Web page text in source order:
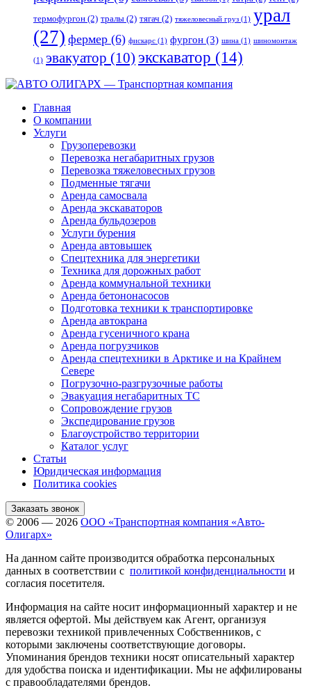
термофургон (2) тралы (2) тягач (2) тяжеловесный груз (1) урал
(27) фермер (6) фискарс (1) фургон (3) шина (1) шиномонтаж
(1) эвакуатор (10) экскаватор (14)
Главная
О компании
Услуги
Грузоперевозки
Перевозка негабаритных грузов
Перевозка тяжеловесных грузов
Подменные тягачи
Аренда самосвала
Аренда экскаваторов
Аренда бульдозеров
Услуги бурения
Аренда автовышек
Спецтехника для энергетики
Техника для дорожных работ
Аренда коммунальной техники
Аренда бетононасосов
Подготовка техники к транспортировке
Аренда автокрана
Аренда гусеничного крана
Аренда погрузчиков
Аренда спецтехники в Арктике и на Крайнем
Севере
Погрузочно-разгрузочные работы
Эвакуация негабаритных ТС
Сопровождение грузов
Экспедирование грузов
Благоустройство территории
Каталог услуг
Статьи
Юридическая информация
Политика cookies
Заказать звонок
© 2006 — 2026 ООО «Транспортная компания «Авто-
Олигарх»
На данном сайте производится обработка персональных
данных в соответствии с политикой конфиденциальности и
согласия посетителя.
Информация на сайте носит информационный характер и не
является офертой. Мы действуем как Агент, организуя
перевозки техникой привлеченных Собственников, с
которыми заключены соответствующие договоры.
Упоминания брендов техники носят описательный характер
для удобства поиска и идентификации. Мы не аффилированы
с правообладателями брендов.